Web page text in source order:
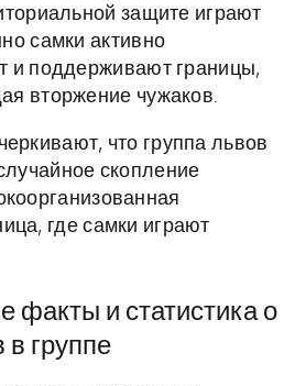
защите играют
самки активно
и поддерживают границы,
вторжение чужаков.
что группа львов
скопление
где самки играют
факты и статистика о
в группе